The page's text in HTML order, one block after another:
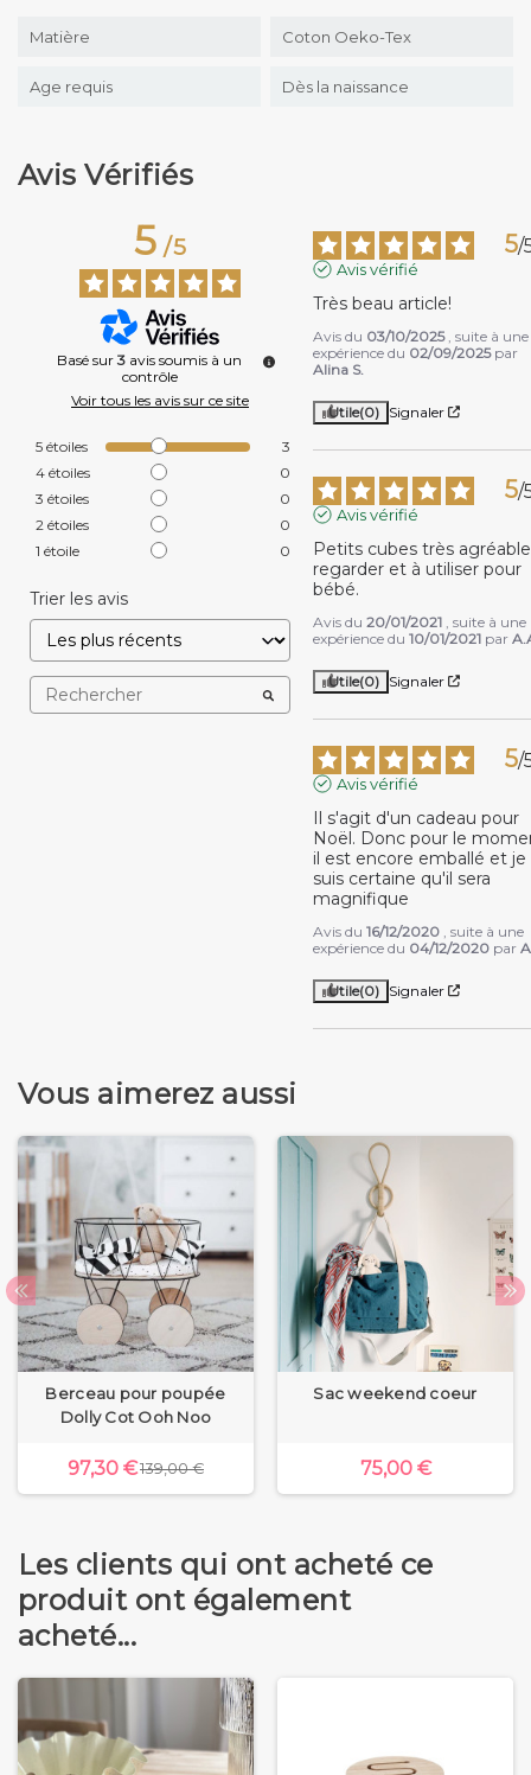
Matière Coton Oeko-Tex
Age requis Dès la naissance
Avis Vérifiés
5/5
Basé sur 3 avis soumis à un
contrôle
Voir tous les avis sur ce site
5 étoiles
3
4 étoiles
0
3 étoiles
0
2 étoiles
0
1 étoile 0
Trier les avis
5/
Avis vérifié
Très beau article!
Avis du 03/10/2025 , suite à une
expérience du 02/09/2025 par
Alina S.
Utile(0) Signaler
5/
Avis vérifié
Petits cubes très
regarder et à utiliser pour
bébé.
Avis du20/01/2021 , suite à une
expérience du10/01/2021 par
Utile(0) Signaler
5/
Avis vérifié
Il s'agit d'un cadeau pour
Noël. Donc pour le
il est encore emballé et je
suis certaine qu'il sera
magnifique
Avis du16/12/2020 , suite à une
expérience du 04/12/2020 par
Utile(0) Signaler
Vous aimerez aussi
Berceau pour poupée
Dolly Cot Ooh Noo
97,30 €139,00 €
Sac weekend coeur
75,00 €
Les clients qui ont acheté ce
produit ont également
acheté...